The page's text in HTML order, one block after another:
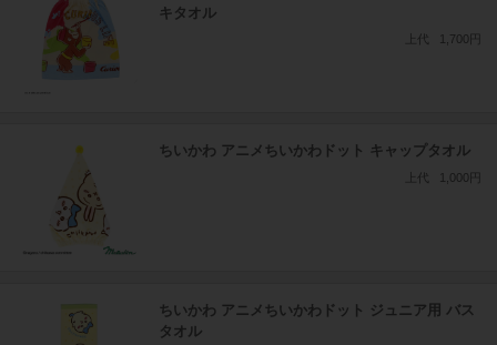
キタオル
上代 1,700円
ちいかわ アニメちいかわドット キャップタオル
上代 1,000円
ちいかわ アニメちいかわドット ジュニア用 バス
タオル